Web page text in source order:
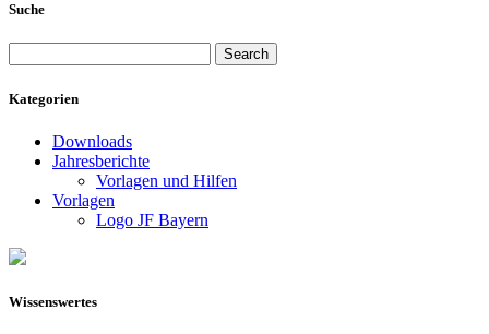
Suche
for:
Kategorien
Downloads
Jahresberichte
Vorlagen und Hilfen
Vorlagen
Logo JF Bayern
Wissenswertes